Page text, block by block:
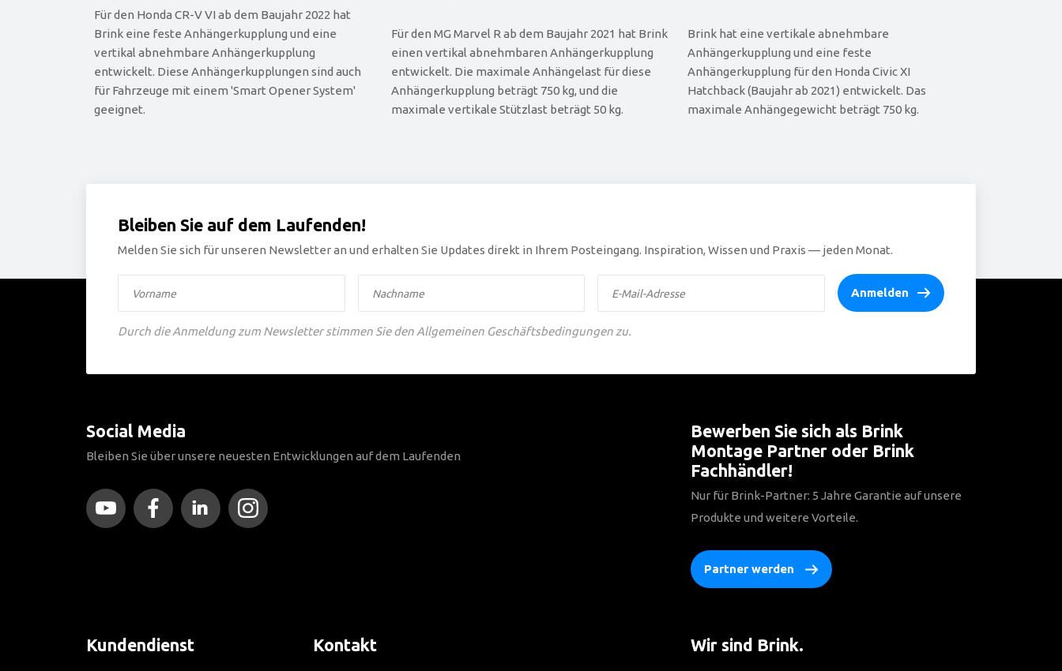
Für den Honda CR-V VI ab dem Baujahr 2022 hat
Brink eine feste Anhängerkupplung und eine
vertikal abnehmbare Anhängerkupplung
entwickelt. Diese Anhängerkupplungen sind auch
für Fahrzeuge mit einem 'Smart Opener System'
geeignet.
Für den MG Marvel R ab dem Baujahr 2021 hat Brink
einen vertikal abnehmbaren Anhängerkupplung
entwickelt. Die maximale Anhängelast für diese
Anhängerkupplung beträgt 750 kg, und die
maximale vertikale Stützlast beträgt 50 kg.
Brink hat eine vertikale abnehmbare
Anhängerkupplung und eine feste
Anhängerkupplung für den Honda Civic XI
Hatchback (Baujahr ab 2021) entwickelt. Das
maximale Anhängegewicht beträgt 750 kg.
Bleiben Sie auf dem Laufenden!
Melden Sie sich für unseren Newsletter an und erhalten Sie Updates direkt in Ihrem Posteingang. Inspiration, Wissen und Praxis — jeden Monat.
Anmelden
Durch die Anmeldung zum Newsletter stimmen Sie den Allgemeinen Geschäftsbedingungen zu.
Social Media
Bleiben Sie über unsere neuesten Entwicklungen auf dem Laufenden
Bewerben Sie sich als Brink
Montage Partner oder Brink
Fachhändler!
Nur für Brink-Partner: 5 Jahre Garantie auf unsere
Produkte und weitere Vorteile.
Partner werden
Kundendienst Kontakt Wir sind Brink.